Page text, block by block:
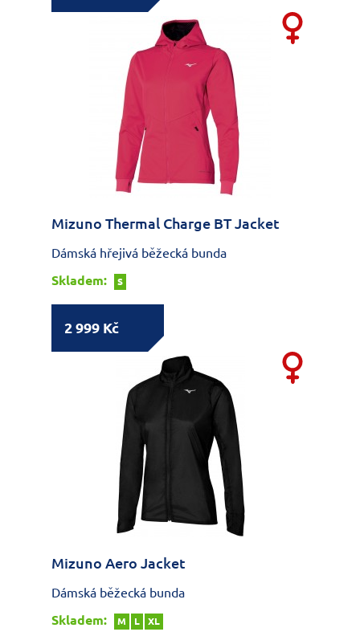
Mizuno Thermal Charge BT Jacket
Dámská hřejivá běžecká bunda
Skladem:
S
2 999 Kč
Mizuno Aero Jacket
Dámská běžecká bunda
Skladem:
M L XL